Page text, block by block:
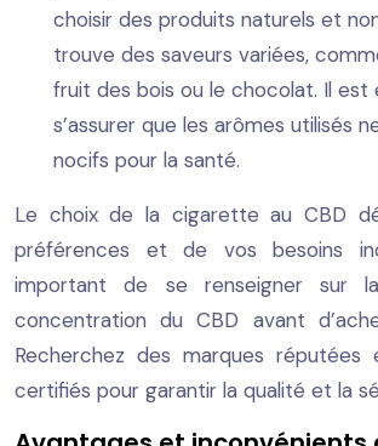
choisir des produits naturels et
trouve des saveurs variées,
fruit des bois ou le chocolat. Il est
s’assurer que les arômes utilisés
nocifs pour la santé.
Le choix de la cigarette au CBD
préférences et de vos besoins
important de se renseigner sur
concentration du CBD avant
Recherchez des marques
certifiés pour garantir la qualité et la